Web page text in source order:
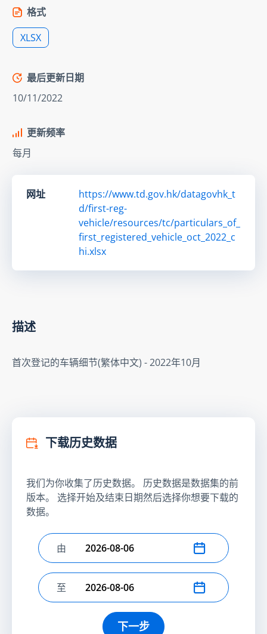
格式
XLSX
最后更新日期
10/11/2022
更新频率
每月
网址
https://www.td.gov.hk/datagovhk_t
d/first-reg-
vehicle/resources/tc/particulars_of_
first_registered_vehicle_oct_2022_c
hi.xlsx
描述
首次登记的车辆细节(繁体中文) - 2022年10月
下载历史数据
我们为你收集了历史数据。 历史数据是数据集的前
版本。 选择开始及结束日期然后选择你想要下载的
数据。
选择开始日期
由
选择结束日期
至
下一步